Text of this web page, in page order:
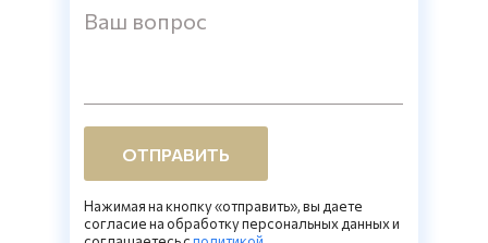
Ваш вопрос
ОТПРАВИТЬ
Нажимая на кнопку «отправить», вы даете
согласие на обработку персональных данных и